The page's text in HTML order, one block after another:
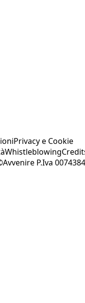
Privacy e Cookie
Whistleblowing
P.Iva